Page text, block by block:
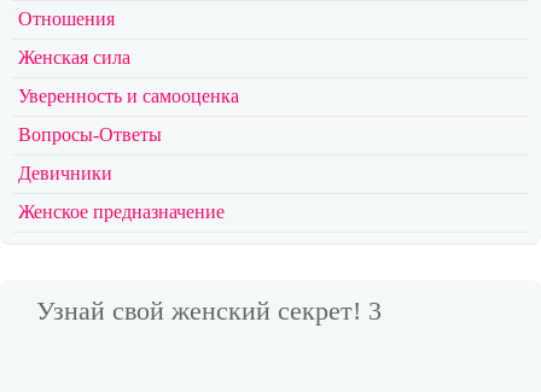
Отношения
Женская сила
Уверенность и самооценка
Вопросы-Ответы
Девичники
Женское предназначение
Узнай свой женский секрет! 3